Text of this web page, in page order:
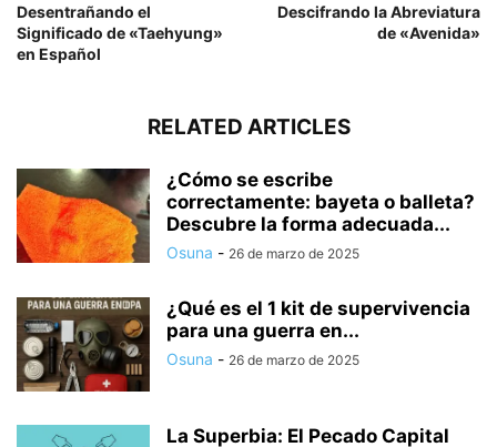
Desentrañando el
Significado de «Taehyung»
en Español
Descifrando la Abreviatura
de «Avenida»
RELATED ARTICLES
¿Cómo se escribe
correctamente: bayeta o balleta?
Descubre la forma adecuada...
Osuna - 26 de marzo de 2025
¿Qué es el 1 kit de supervivencia
para una guerra en...
Osuna - 26 de marzo de 2025
La Superbia: El Pecado Capital